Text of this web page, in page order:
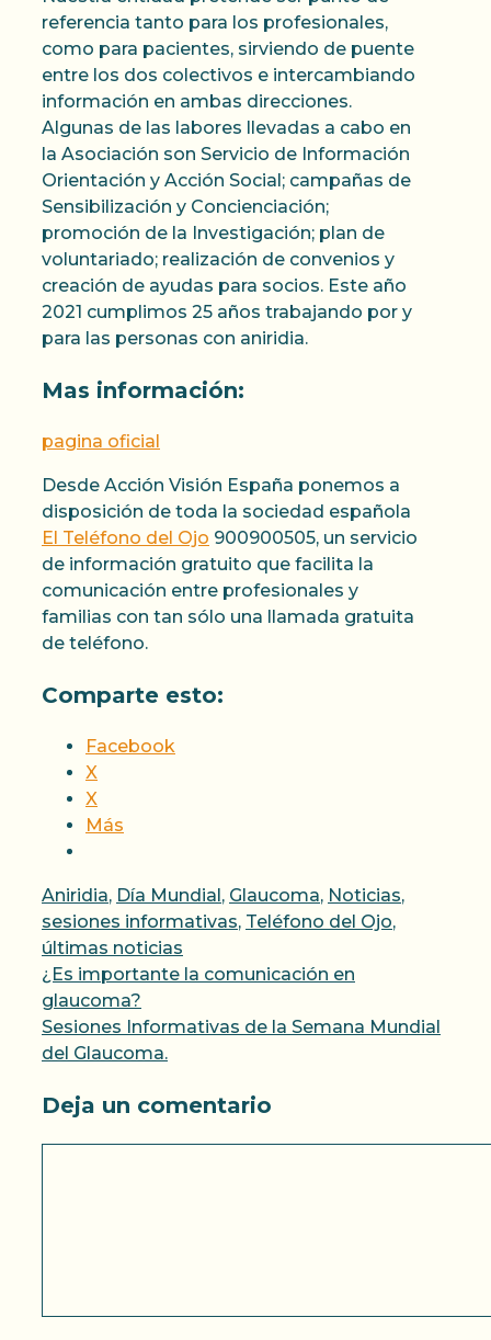
referencia tanto para los profesionales,
como para pacientes, sirviendo de puente
entre los dos colectivos e intercambiando
información en ambas direcciones.
Algunas de las labores llevadas a cabo en
la Asociación son Servicio de Información
Orientación y Acción Social; campañas de
Sensibilización y Concienciación;
promoción de la Investigación; plan de
voluntariado; realización de convenios y
creación de ayudas para socios. Este año
2021 cumplimos 25 años trabajando por y
para las personas con aniridia.
Mas información:
pagina oficial
Desde Acción Visión España ponemos a
disposición de toda la sociedad española
El Teléfono del Ojo 900900505, un servicio
de información gratuito que facilita la
comunicación entre profesionales y
familias con tan sólo una llamada gratuita
de teléfono.
Comparte esto:
Facebook
X
X
Más
Categorías
Aniridia, Día Mundial, Glaucoma, Noticias,
sesiones informativas, Teléfono del Ojo,
últimas noticias
¿Es importante la comunicación en
glaucoma?
Sesiones Informativas de la Semana Mundial
del Glaucoma.
Deja un comentario